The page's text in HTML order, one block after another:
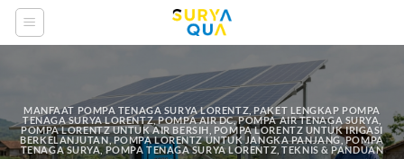
Skip
MANFAAT POMPA TENAGA SURYA LORENTZ ,PAKET LENGKAP POMPA
TENAGA SURYA LORENTZ,POMPA AIR DC,POMPA AIR TENAGA SURYA
POMPA LORENTZ UNTUK AIR BERSIH POMPA LORENTZ UNTUK IRIGASI
BERKELANJUTAN POMPA LORENTZ UNTUK JANGKA PANJANG,POMPA
TENAGA SURYA,POMPA TENAGA SURYA LORENTZ,TEKNIS & PANDUAN